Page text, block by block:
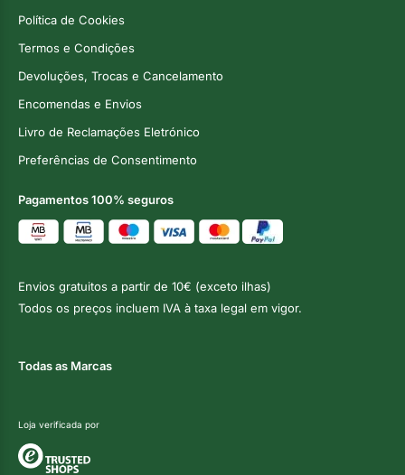
Política de Cookies
Termos e Condições
Devoluções, Trocas e Cancelamento
Encomendas e Envios
Livro de Reclamações Eletrónico
Preferências de Consentimento
Pagamentos 100% seguros
Envios gratuitos a partir de 10€ (exceto ilhas)
Todos os preços incluem IVA à taxa legal em vigor.
Todas as Marcas
Loja verificada por